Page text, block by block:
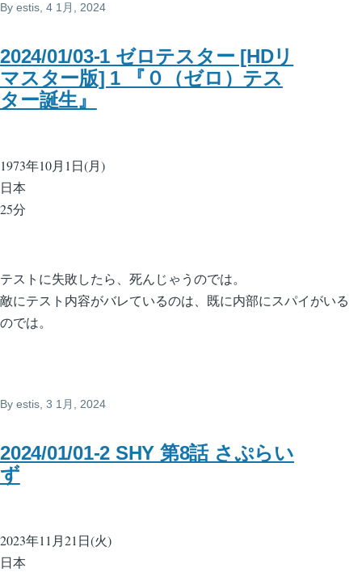
By estis, 4 1月, 2024
2024/01/03-1 ゼロテスター [HDリ
マスター版] 1 『０（ゼロ）テス
ター誕生』
1973年10月1日(月)
日本
25分
テストに失敗したら、死んじゃうのでは。
敵にテスト内容がバレているのは、既に内部にスパイがいる
のでは。
By estis, 3 1月, 2024
2024/01/01-2 SHY 第8話 さぷらい
ず
2023年11月21日(火)
日本